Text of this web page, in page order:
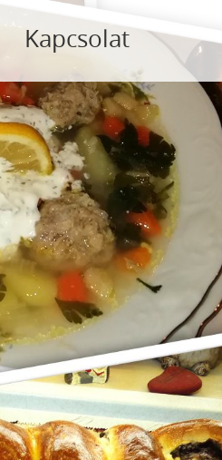
Kapcsolat